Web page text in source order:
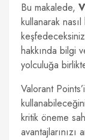
Bu makalede,
kullanarak
hakkında bilgi
yolculuğa
Valorant
kritik öneme
avantajlarınızı